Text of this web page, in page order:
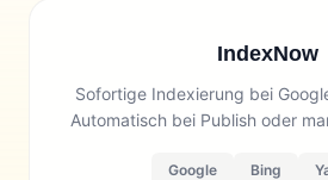
IndexNow
Sofortige Indexierung bei
Automatisch bei Publish oder
Google Bing